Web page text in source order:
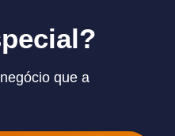
que a